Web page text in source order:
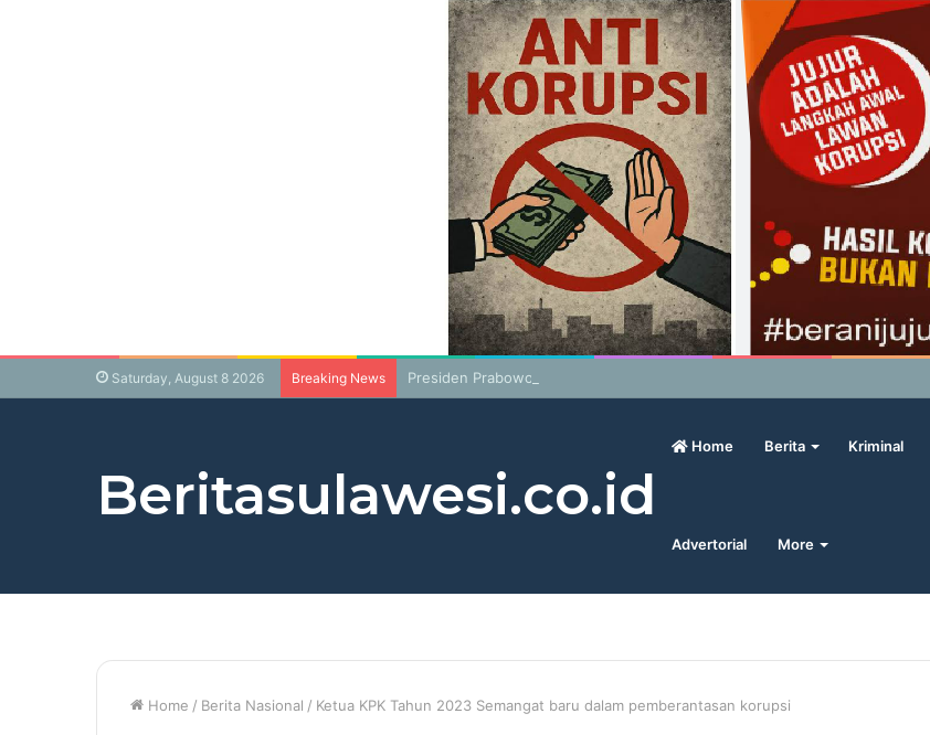
Saturday, August 8 2026 Breaking News Presiden Prabowo Geram Sama Pengamat, Menilai Harga Beras Terlalu Mahal
Beritasulawesi.co.id
Home Berita Kriminal
Advertorial More
Home / Berita Nasional / Ketua KPK Tahun 2023 Semangat baru dalam pemberantasan korupsi